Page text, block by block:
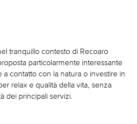
tranquillo contesto di Recoaro
particolarmente interessante
a contatto con la natura o investire in
relax e qualità della vita, senza
dei principali servizi.